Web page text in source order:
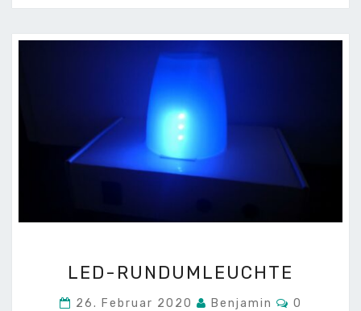
RUNDUMLEUCHTE
LED-RUNDUMLEUCHTE
26. Februar 2020 Benjamin
0